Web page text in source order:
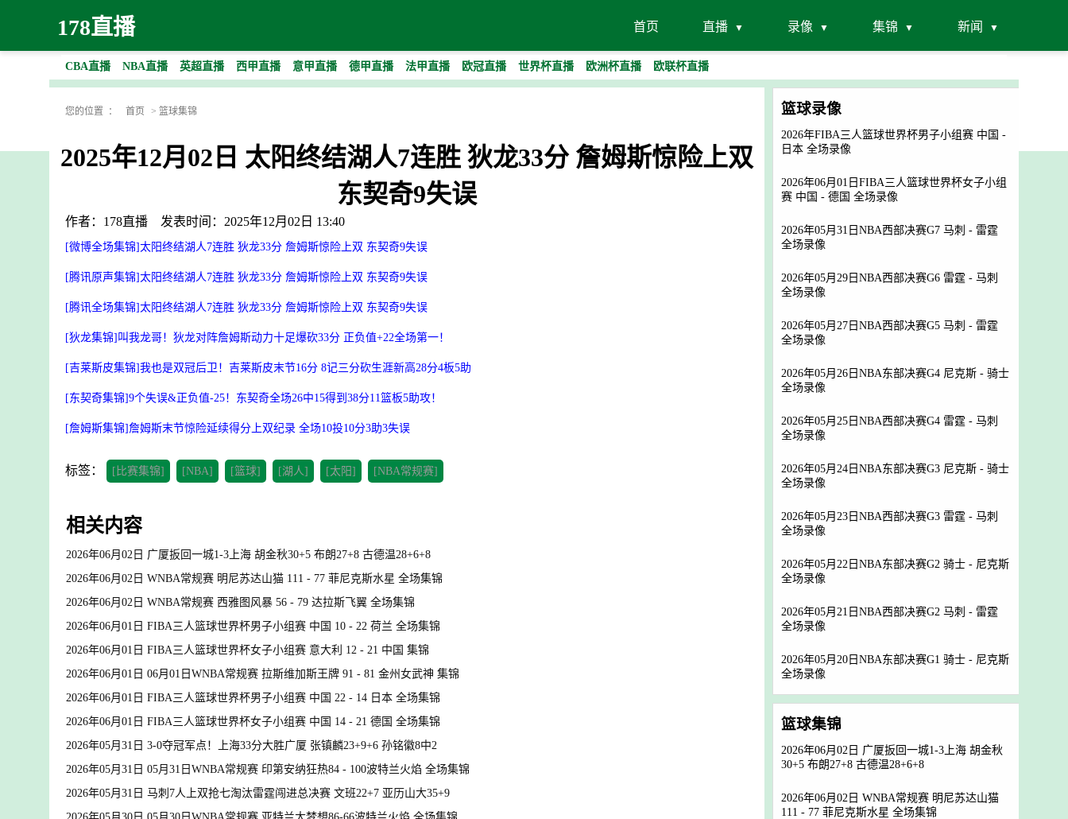
178直播 首页 直播 录像 集锦 新闻
CBA直播 NBA直播 英超直播 西甲直播 意甲直播 德甲直播 法甲直播 欧冠直播 世界杯直播 欧洲杯直播 欧联杯直播
您的位置 ： 首页 > 篮球集锦
2025年12月02日 太阳终结湖人7连胜 狄龙33分 詹姆斯惊险上双
东契奇9失误
作者：178直播 发表时间：2025年12月02日 13:40
[微博全场集锦]太阳终结湖人7连胜 狄龙33分 詹姆斯惊险上双 东契奇9失误
[腾讯原声集锦]太阳终结湖人7连胜 狄龙33分 詹姆斯惊险上双 东契奇9失误
[腾讯全场集锦]太阳终结湖人7连胜 狄龙33分 詹姆斯惊险上双 东契奇9失误
[狄龙集锦]叫我龙哥！狄龙对阵詹姆斯动力十足爆砍33分 正负值+22全场第一！
[吉莱斯皮集锦]我也是双冠后卫！吉莱斯皮末节16分 8记三分砍生涯新高28分4板5助
[东契奇集锦]9个失误&正负值-25！东契奇全场26中15得到38分11篮板5助攻！
[詹姆斯集锦]詹姆斯末节惊险延续得分上双纪录 全场10投10分3助3失误
标签： [比赛集锦] [NBA] [篮球] [湖人] [太阳] [NBA常规赛]
相关内容
2026年06月02日 广厦扳回一城1-3上海 胡金秋30+5 布朗27+8 古德温28+6+8
2026年06月02日 WNBA常规赛 明尼苏达山猫 111 - 77 菲尼克斯水星 全场集锦
2026年06月02日 WNBA常规赛 西雅图风暴 56 - 79 达拉斯飞翼 全场集锦
2026年06月01日 FIBA三人篮球世界杯男子小组赛 中国 10 - 22 荷兰 全场集锦
2026年06月01日 FIBA三人篮球世界杯女子小组赛 意大利 12 - 21 中国 集锦
2026年06月01日 06月01日WNBA常规赛 拉斯维加斯王牌 91 - 81 金州女武神 集锦
2026年06月01日 FIBA三人篮球世界杯男子小组赛 中国 22 - 14 日本 全场集锦
2026年06月01日 FIBA三人篮球世界杯女子小组赛 中国 14 - 21 德国 全场集锦
2026年05月31日 3-0夺冠军点！上海33分大胜广厦 张镇麟23+9+6 孙铭徽8中2
2026年05月31日 05月31日WNBA常规赛 印第安纳狂热84 - 100波特兰火焰 全场集锦
2026年05月31日 马刺7人上双抢七淘汰雷霆闯进总决赛 文班22+7 亚历山大35+9
篮球录像
2026年FIBA三人篮球世界杯男子小组赛 中国 -
日本 全场录像
2026年06月01日FIBA三人篮球世界杯女子小组
赛 中国 - 德国 全场录像
2026年05月31日NBA西部决赛G7 马刺 - 雷霆
全场录像
2026年05月29日NBA西部决赛G6 雷霆 - 马刺
全场录像
2026年05月27日NBA西部决赛G5 马刺 - 雷霆
全场录像
2026年05月26日NBA东部决赛G4 尼克斯 - 骑士
全场录像
2026年05月25日NBA西部决赛G4 雷霆 - 马刺
全场录像
2026年05月24日NBA东部决赛G3 尼克斯 - 骑士
全场录像
2026年05月23日NBA西部决赛G3 雷霆 - 马刺
全场录像
2026年05月22日NBA东部决赛G2 骑士 - 尼克斯
全场录像
2026年05月21日NBA西部决赛G2 马刺 - 雷霆
全场录像
2026年05月20日NBA东部决赛G1 骑士 - 尼克斯
全场录像
篮球集锦
2026年06月02日 广厦扳回一城1-3上海 胡金秋
30+5 布朗27+8 古德温28+6+8
2026年06月02日 WNBA常规赛 明尼苏达山猫
111 - 77 菲尼克斯水星 全场集锦